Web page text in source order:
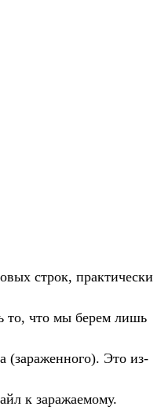
строк, практически
то, что мы берем лишь
(зараженного). Это из-
к заражаемому.